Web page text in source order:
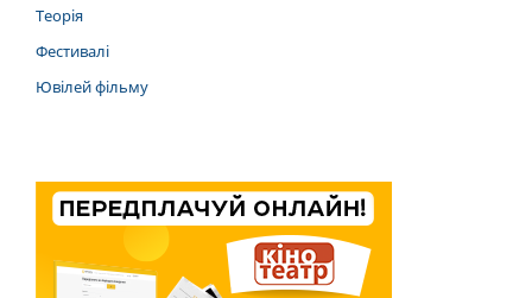
Теорія
Фестивалі
Ювілей фільму